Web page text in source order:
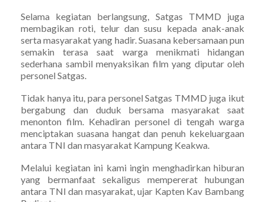
Selama kegiatan berlangsung, Satgas TMMD juga
membagikan roti, telur dan susu kepada anak-anak
serta masyarakat yang hadir. Suasana kebersamaan pun
semakin terasa saat warga menikmati hidangan
sederhana sambil menyaksikan film yang diputar oleh
personel Satgas.
Tidak hanya itu, para personel Satgas TMMD juga ikut
bergabung dan duduk bersama masyarakat saat
menonton film. Kehadiran personel di tengah warga
menciptakan suasana hangat dan penuh kekeluargaan
antara TNI dan masyarakat Kampung Keakwa.
Melalui kegiatan ini kami ingin menghadirkan hiburan
yang bermanfaat sekaligus mempererat hubungan
antara TNI dan masyarakat, ujar Kapten Kav Bambang